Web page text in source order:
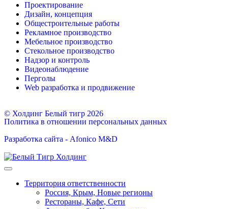
Проектирование
Дизайн, концепция
Общестроительные работы
Рекламное производство
Мебельное производство
Стекольное производство
Надзор и контроль
Видеонаблюдение
Перголы
Web разработка и продвижение
© Холдинг Белый тигр 2026
Политика в отношении персональных данных
Разработка сайта - Afonico M&D
Территория ответственности
Россия, Крым, Новые регионы
Рестораны, Кафе, Сети